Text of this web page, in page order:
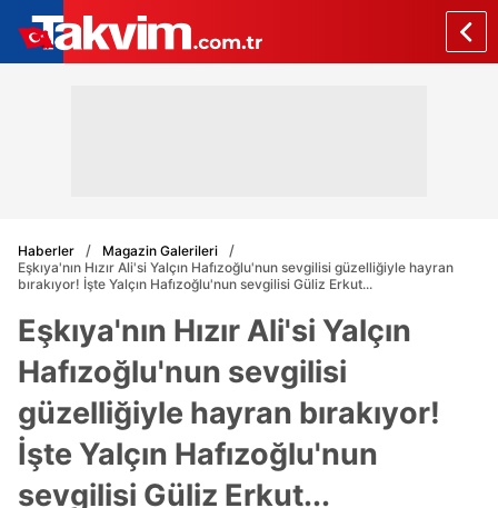
Haberler
Magazin Galerileri
Eşkıya'nın Hızır Ali'si Yalçın Hafızoğlu'nun sevgilisi güzelliğiyle hayran
bırakıyor! İşte Yalçın Hafızoğlu'nun sevgilisi Güliz Erkut...
Eşkıya'nın Hızır Ali'si Yalçın
Hafızoğlu'nun sevgilisi
güzelliğiyle hayran bırakıyor!
İşte Yalçın Hafızoğlu'nun
sevgilisi Güliz Erkut...